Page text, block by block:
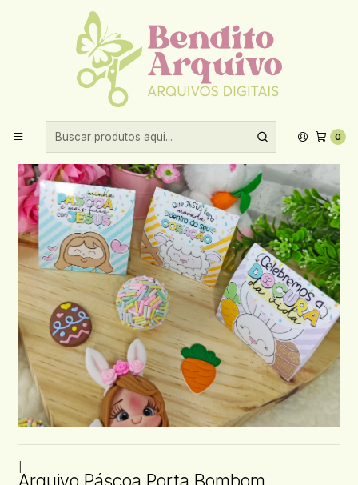
0
Aproveite 10% de desconto ao comprar acima de R$30,00!
Início Datas comemorativas
Pascoa
Arquivo Páscoa Porta Bombom